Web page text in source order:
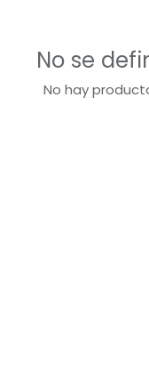
No se
No hay